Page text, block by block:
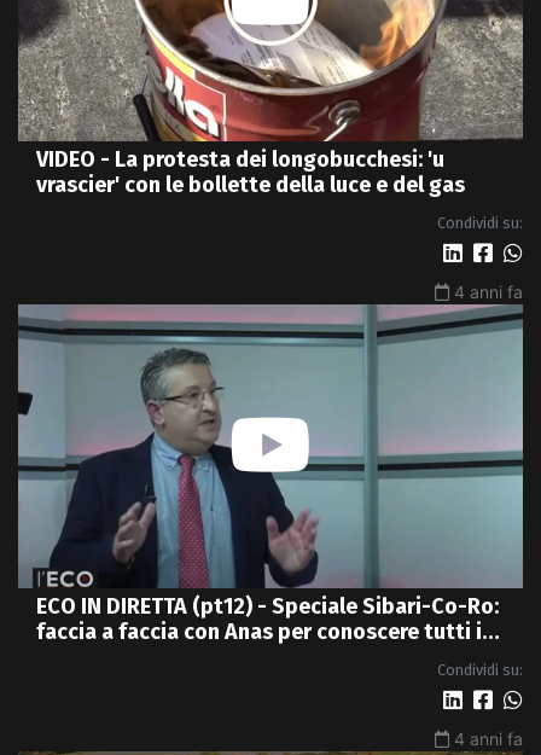
VIDEO - La protesta dei longobucchesi: 'u
vrascier' con le bollette della luce e del gas
Condividi su:
4 anni fa
ECO IN DIRETTA (pt12) - Speciale Sibari-Co-Ro:
faccia a faccia con Anas per conoscere tutti i
Condividi su:
4 anni fa